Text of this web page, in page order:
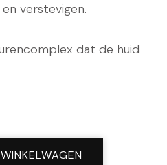
verstevigen.
dat de huid